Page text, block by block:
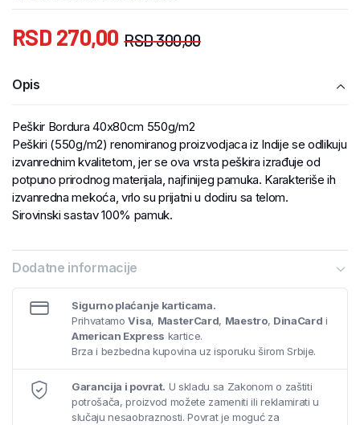
RSD300,00
RSD 270,00
Opis
Peškir Bordura 40x80cm 550g/m2
Peškiri (550g/m2) renomiranog proizvodjaca iz Indije se odlikuju
izvanrednim kvalitetom, jer se ova vrsta peškira izrađuje od
potpuno prirodnog materijala, najfinijeg pamuka. Karakteriše ih
izvanredna mekoća, vrlo su prijatni u dodiru sa telom.
Sirovinski sastav 100% pamuk.
Dodatne informacije
Sigurno plaćanje karticama.
PrihvatamoVisa, MasterCard, Maestro, DinaCard i
American Express kartice.
Brza i bezbedna kupovina uz isporuku širom Srbije.
Garancija i povrat. U skladu sa Zakonom o zaštiti
potrošača, proizvod možete zameniti ili reklamirati u
slučaju nesaobraznosti. Povrat je moguć za